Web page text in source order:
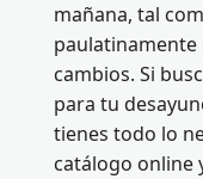
mañana, tal
paulatinamente
cambios. Si
para tu
tienes todo lo
catálogo online